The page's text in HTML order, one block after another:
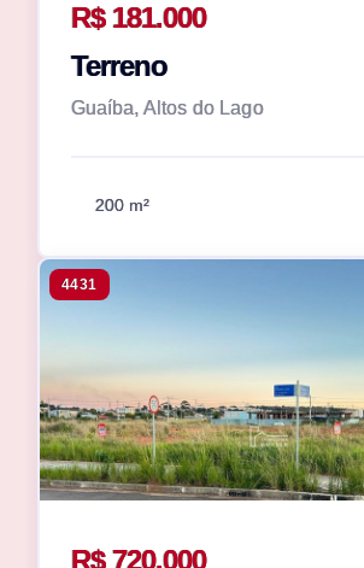
R$ 181.000
Terreno
Guaíba, Altos do Lago
200 m²
4431
R$ 720.000